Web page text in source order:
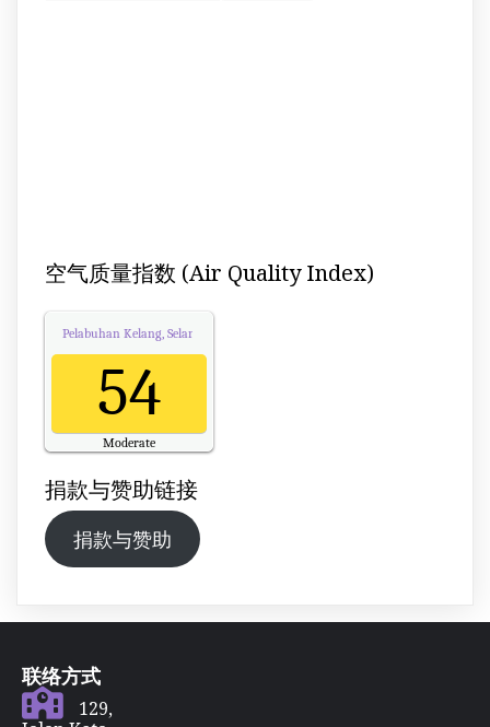
空气质量指数 (Air Quality Index)
Pelabuhan Kelang, Selangor
54
Moderate
Updated on Friday 20:00
捐款与赞助链接
捐款与赞助
联络方式
129,